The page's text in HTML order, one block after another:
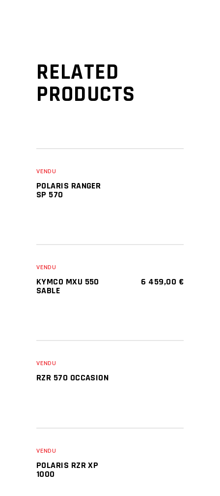
RELATED
PRODUCTS
VENDU
POLARIS RANGER
SP 570
VENDU
KYMCO MXU 550
SABLE
6 459,00 €
VENDU
RZR 570 OCCASION
VENDU
POLARIS RZR XP
1000